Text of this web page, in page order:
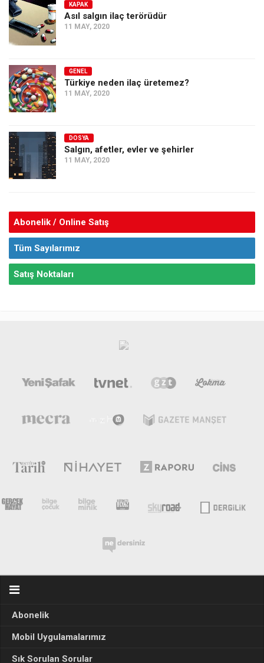
KAPAK
Asıl salgın ilaç terörüdür
11 MAY, 2020
GENEL
Türkiye neden ilaç üretemez?
11 MAY, 2020
DOSYA
Salgın, afetler, evler ve şehirler
11 MAY, 2020
Abonelik / Online Satış
Tüm Sayılarımız
Satış Noktaları
Abonelik
Mobil Uygulamalarımız
Sık Sorulan Sorular